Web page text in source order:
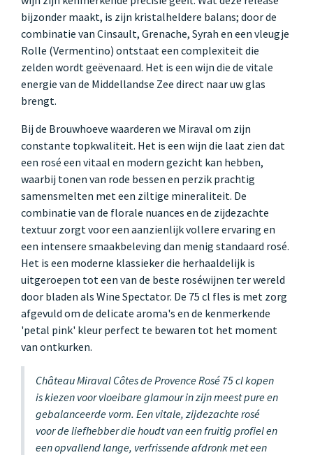
bijzonder maakt, is zijn kristalheldere balans; door de
combinatie van Cinsault, Grenache, Syrah en een vleugje
Rolle (Vermentino) ontstaat een complexiteit die
zelden wordt geëvenaard. Het is een wijn die de vitale
energie van de Middellandse Zee direct naar uw glas
brengt.
Bij de Brouwhoeve waarderen we Miraval om zijn
constante topkwaliteit. Het is een wijn die laat zien dat
een rosé een vitaal en modern gezicht kan hebben,
waarbij tonen van rode bessen en perzik prachtig
samensmelten met een ziltige mineraliteit. De
combinatie van de florale nuances en de zijdezachte
textuur zorgt voor een aanzienlijk vollere ervaring en
een intensere smaakbeleving dan menig standaard rosé.
Het is een moderne klassieker die herhaaldelijk is
uitgeroepen tot een van de beste roséwijnen ter wereld
door bladen als Wine Spectator. De 75 cl fles is met zorg
afgevuld om de delicate aroma's en de kenmerkende
'petal pink' kleur perfect te bewaren tot het moment
van ontkurken.
Château Miraval Côtes de Provence Rosé 75 cl kopen
is kiezen voor vloeibare glamour in zijn meest pure en
gebalanceerde vorm. Een vitale, zijdezachte rosé
voor de liefhebber die houdt van een fruitig profiel en
een opvallend lange, verfrissende afdronk met een